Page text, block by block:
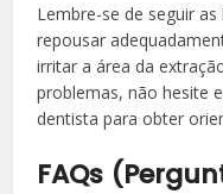
Lembre-se de seguir
repousar
irritar a área da
problemas, não hesite
dentista para obter
FAQs